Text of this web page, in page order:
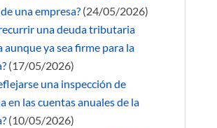
una empresa?(24/05/2026)
una deuda tributaria
aunque ya sea firme para la
(17/05/2026)
una inspección de
en las cuentas anuales de la
(10/05/2026)